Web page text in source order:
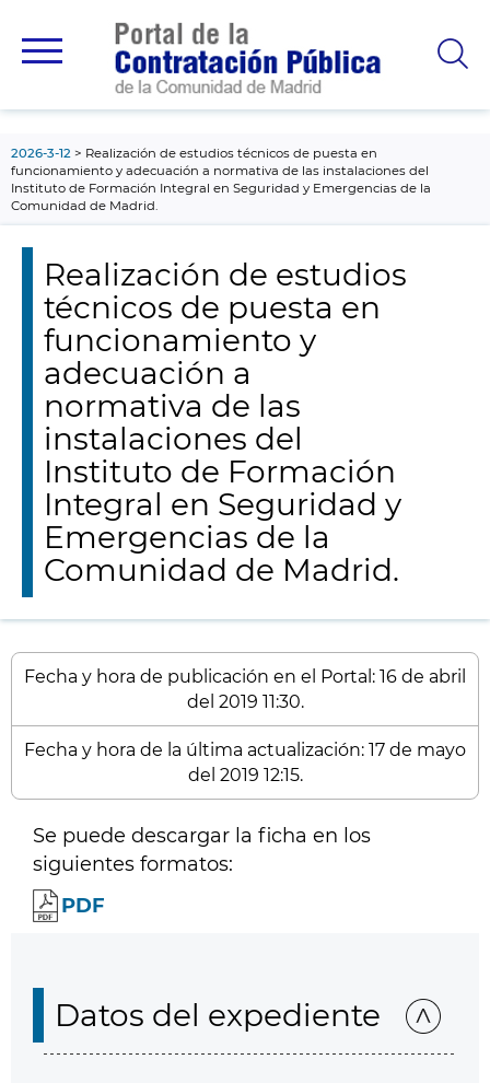
principal
2026-3-12
Realización de estudios técnicos de puesta en
funcionamiento y adecuación a normativa de las instalaciones del
Instituto de Formación Integral en Seguridad y Emergencias de la
Comunidad de Madrid.
Realización de estudios
técnicos de puesta en
funcionamiento y
adecuación a
normativa de las
instalaciones del
Instituto de Formación
Integral en Seguridad y
Emergencias de la
Comunidad de Madrid.
Fecha y hora de publicación en el Portal: 16 de abril
del 2019 11:30.
Fecha y hora de la última actualización: 17 de mayo
del 2019 12:15.
Se puede descargar la ficha en los
siguientes formatos:
PDF
Datos del expediente